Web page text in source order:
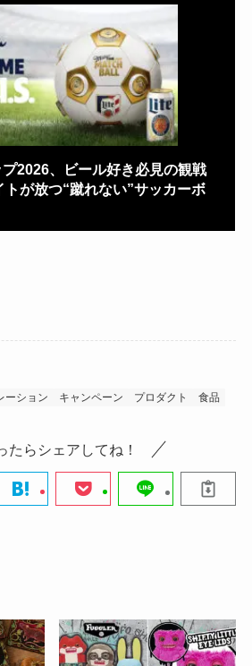
2026、ビール好き必見の観戦
が放つ“蹴れない”サッカーボ
ーション キャンペーン プロダクト 食品
たらシェアしてね！